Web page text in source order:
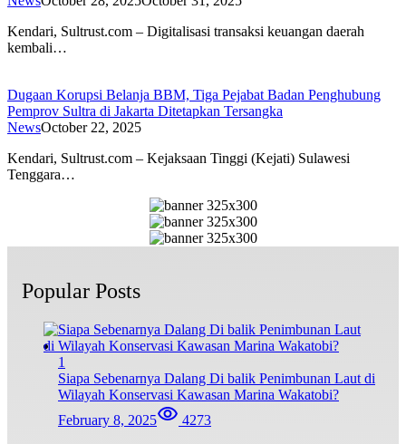
Kendari, Sultrust.com – Digitalisasi transaksi keuangan daerah
kembali…
Dugaan Korupsi Belanja BBM, Tiga Pejabat Badan Penghubung
Pemprov Sultra di Jakarta Ditetapkan Tersangka
NewsOctober 22, 2025
Kendari, Sultrust.com – Kejaksaan Tinggi (Kejati) Sulawesi
Tenggara…
Popular Posts
1
Siapa Sebenarnya Dalang Di balik Penimbunan Laut di
Wilayah Konservasi Kawasan Marina Wakatobi?
February 8, 2025
4273